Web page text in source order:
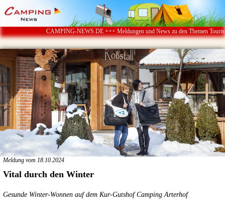
CAMPING-NEWS.DE +++ Meldungen und News zu den Themen
Meldung vom 18.10.2024
Vital durch den Winter
Gesunde Winter-Wonnen auf dem Kur-Gutshof Camping Arterhof